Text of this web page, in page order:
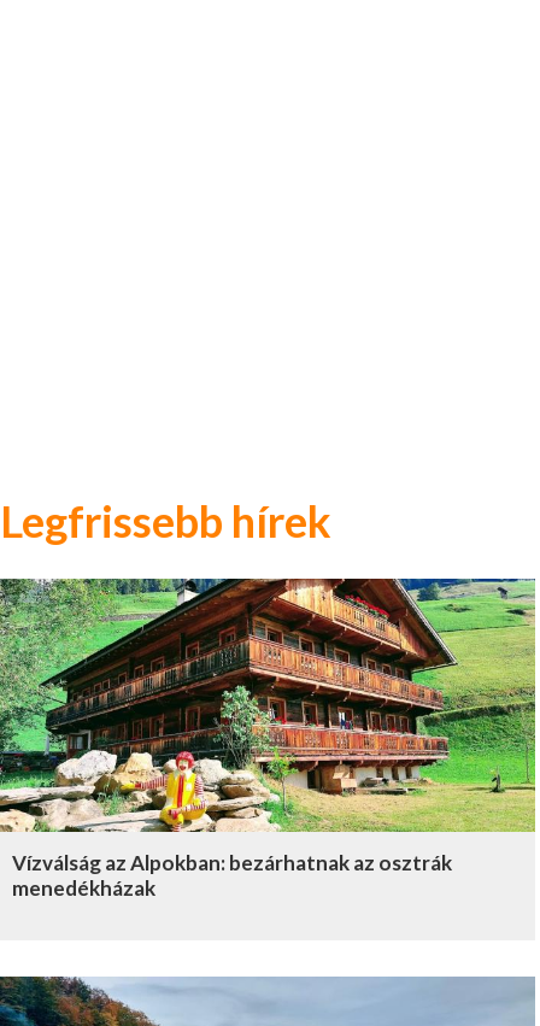
Legfrissebb hírek
Vízválság az Alpokban: bezárhatnak az osztrák
menedékházak